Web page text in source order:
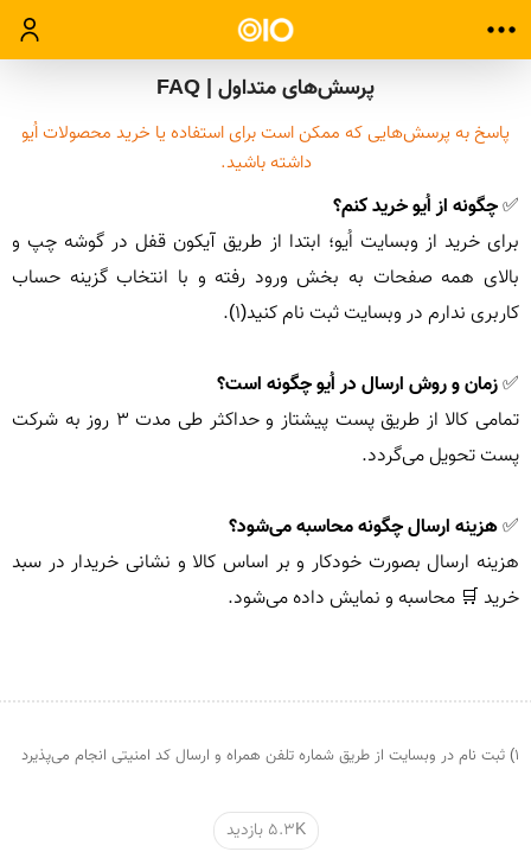
ورود
پرسش‌های متداول | FAQ
پاسخ به پرسش‌هایی که ممکن است برای استفاده یا خرید محصولات اُیو
داشته باشید.
✅ چگونه از اُیو خرید کنم؟
✅ زمان و روش ارسال در اُیو چگونه است؟
✅ هزینه ارسال چگونه محاسبه می‌شود؟
۱) ثبت نام در وبسایت از طریق شماره تلفن همراه و ارسال کد امنیتی انجام می‌پذیرد
5.3K بازدید